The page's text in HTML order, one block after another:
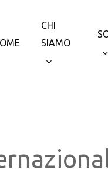
CHI
SIAMO